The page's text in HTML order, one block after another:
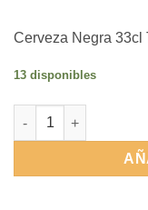
Cerveza Negra 33cl
13 disponibles
Cerveza Negra 33cl
Alternative: